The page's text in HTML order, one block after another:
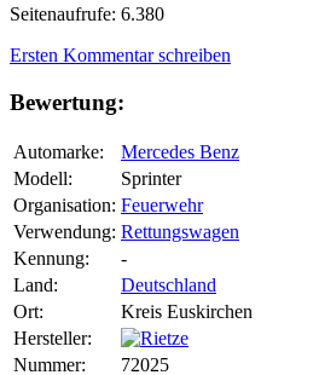
Seitenaufrufe: 6.380
Ersten Kommentar schreiben
Bewertung:
Automarke:
Mercedes Benz
Modell:
Sprinter
Organisation: Feuerwehr
Verwendung: Rettungswagen
Kennung:
-
Land:
Deutschland
Ort:
Kreis Euskirchen
Hersteller:
Nummer:
72025